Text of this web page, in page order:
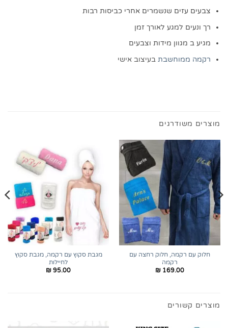
צבעים עזים שנשמרים אחרי כביסות רבות
רך ונעים למגע לאורך זמן
מגיע ב מגוון מידות וצבעים
רקמה ממוחשבתבעיצוב אישי
מוצרים משודרגים
חלוק עם רקמה, חלוק רחצה עם
רקמה
₪ 169.00
מגבת סקוץ עם רקמה, מגבת סקוץ
לחיילות
₪ 95.00
מוצרים קשורים